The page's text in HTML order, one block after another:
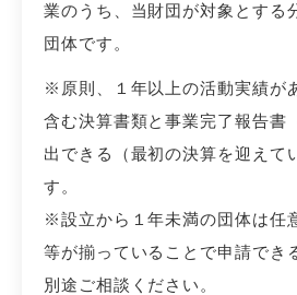
業のうち、当財団が対象とする
団体です。
※原則、１年以上の活動実績が
含む決算書類と事業完了報告書
出できる（最初の決算を迎えて
す。
※設立から１年未満の団体は任
等が揃っていることで申請でき
別途ご相談ください。